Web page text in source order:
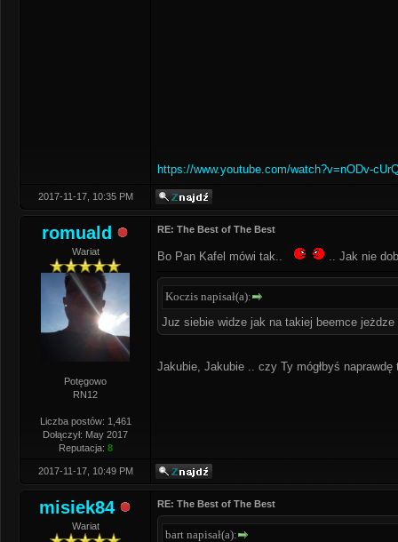
https://www.youtube.com/watch?v=nODv-
2017-11-17, 10:35 PM
romuald
Wariat
Potęgowo
RN12
Liczba postów: 1,461
Dołączył: May 2017
Reputacja: 8
RE: The Best of The Best
Bo Pan Kafel mówi tak.. .. Jak nie
Koczis napisał(a):
Juz siebie widze jak na takiej beemce
Jakubie, Jakubie .. czy Ty mógłbyś
2017-11-17, 10:49 PM
misiek84
Wariat
RE: The Best of The Best
bart napisał(a):